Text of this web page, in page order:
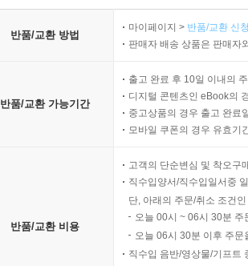
반품/교환 방법
마이페이지 > 반품/교환 신
판매자 배송 상품은 판매자
반품/교환 가능기간
출고 완료 후 10일 이내의
디지털 콘텐츠인 eBook의
중고상품의 경우 출고 완료
모바일 쿠폰의 경우 유효기
반품/교환 비용
고객의 단순변심 및 착오구
직수입양서/직수입일서중
단, 아래의 주문/취소 조건
오늘 00시 ~ 06시 30분
오늘 06시 30분 이후 주
직수입 음반/영상물/기프트